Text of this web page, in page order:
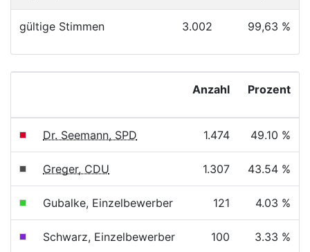
gültige Stimmen 3.002 99,63 %
Anzahl Prozent
Dr. Seemann, SPD 1.474 49.10 %
Greger, CDU 1.307 43.54 %
Gubalke, Einzelbewerber 121 4.03 %
Schwarz, Einzelbewerber 100 3.33 %